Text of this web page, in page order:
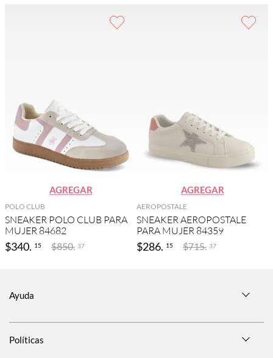
AGREGAR
POLO CLUB
SNEAKER POLO CLUB PARA
MUJER 84682
$340. 15 $850. 37
AGREGAR
AEROPOSTALE
SNEAKER AEROPOSTALE
PARA MUJER 84359
$286. 15 $715. 37
Ayuda
Políticas